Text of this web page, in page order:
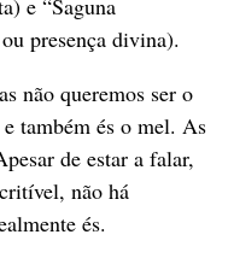
e “Saguna
presença divina).
não queremos ser o
também és o mel. As
de estar a falar,
não há
és.